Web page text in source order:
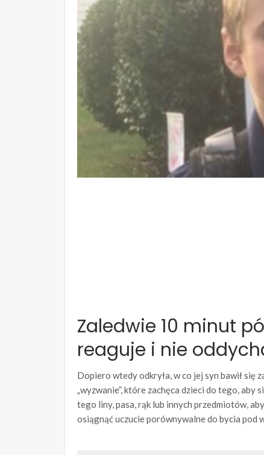
Zaledwie 10 minut
reaguje i nie
Dopiero wtedy odkryła, w co jej syn bawił się
„wyzwanie”, które zachęca dzieci do tego, aby
tego liny, pasa, rąk lub innych przedmiotów,
osiągnąć uczucie porównywalne do bycia pod